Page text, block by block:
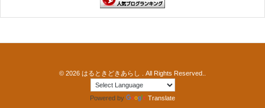
© 2026 はるときどきあらし . All Rights Reserved..
Powered by Translate